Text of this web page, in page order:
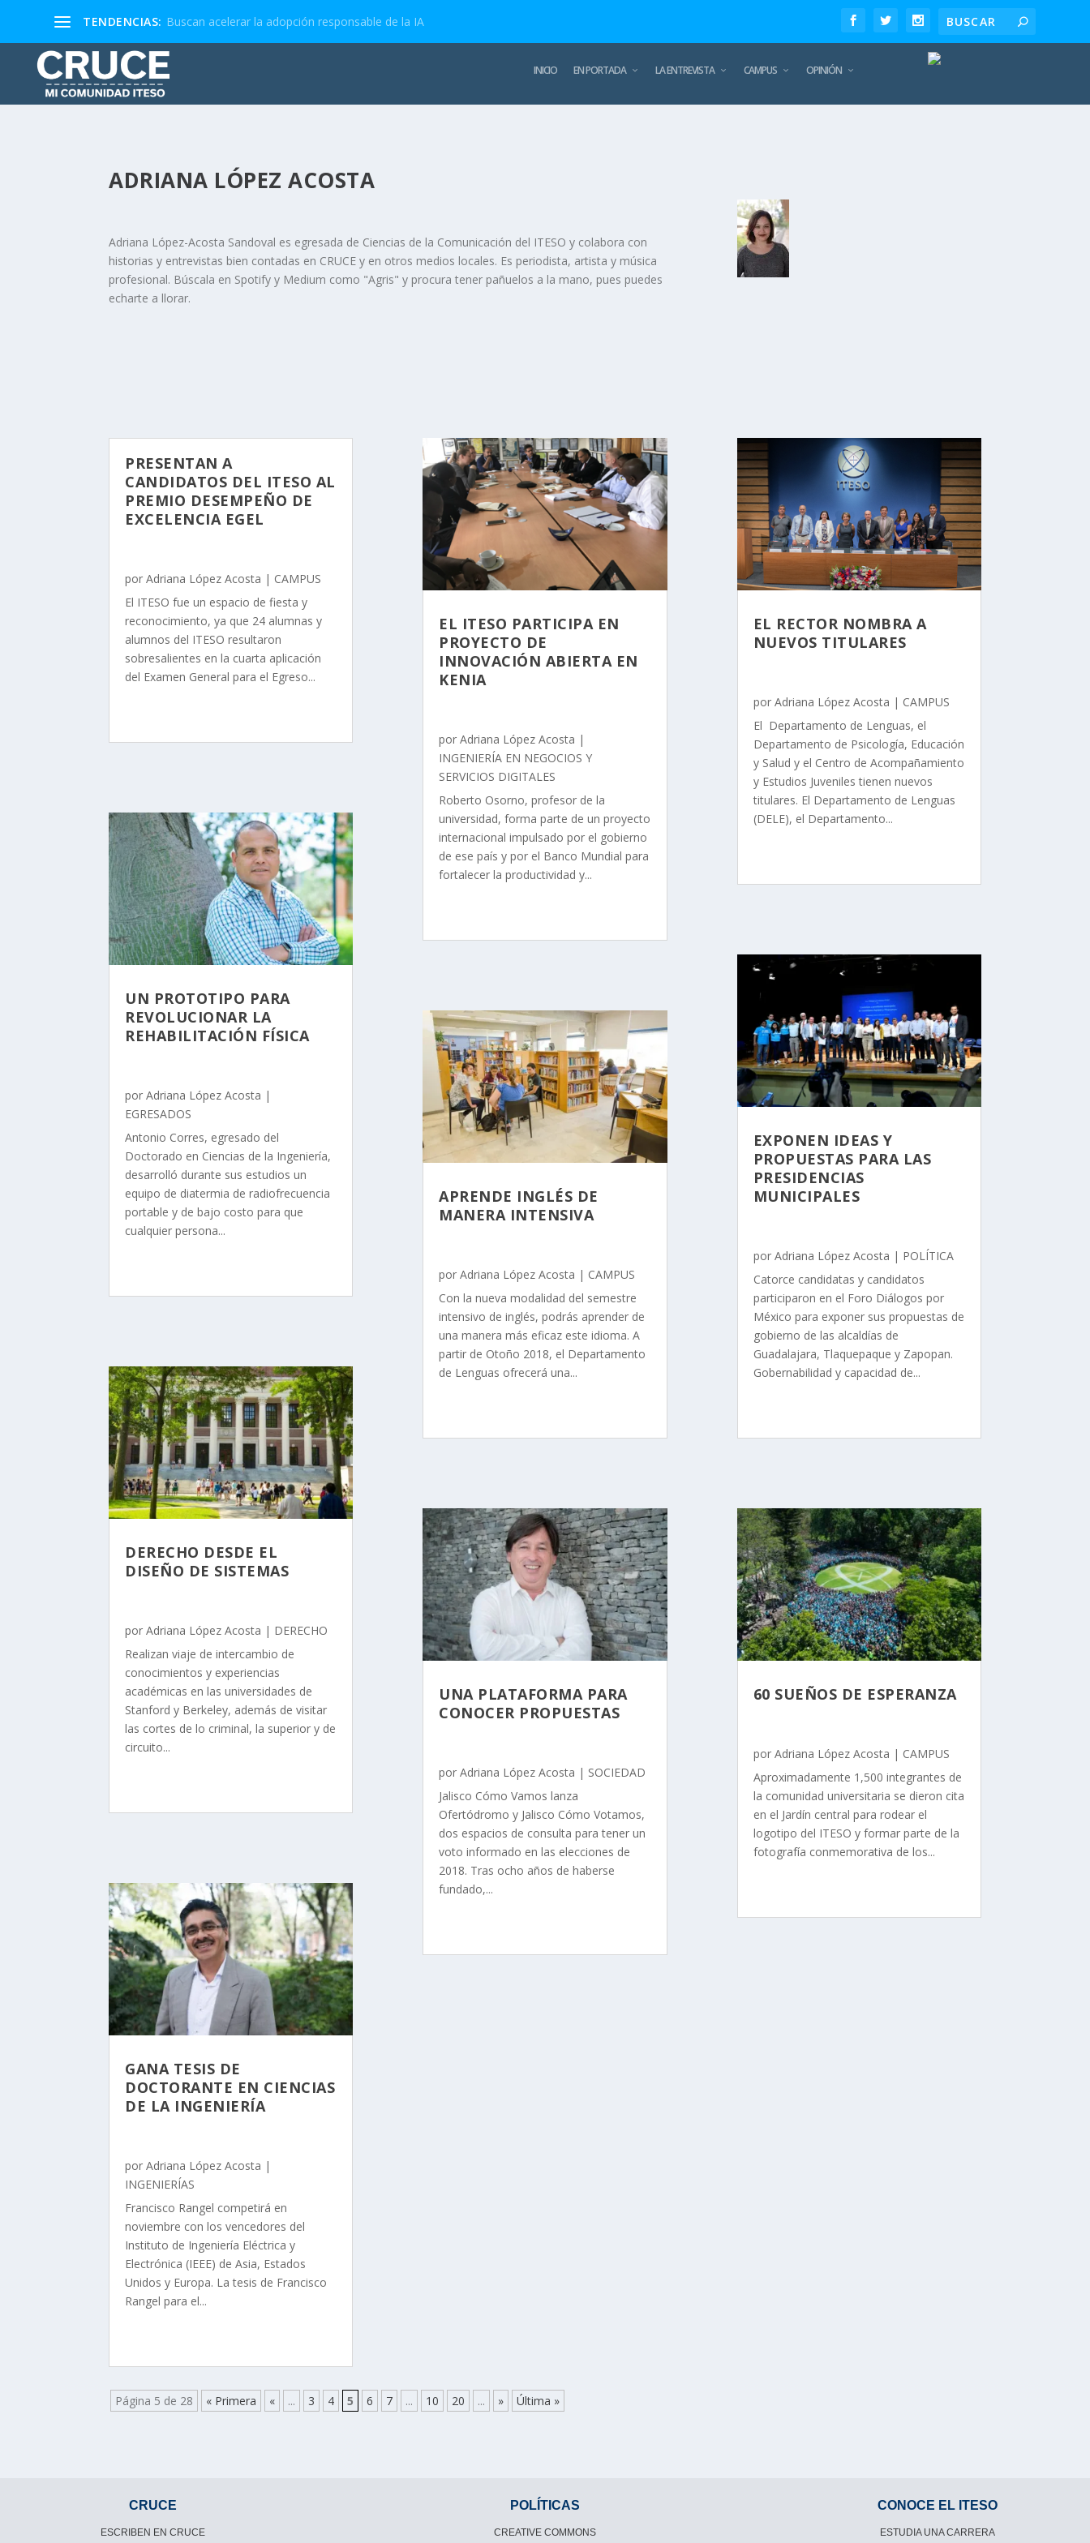
TENDENCIAS: Buscan acelerar la adopción responsable de la IA
INICIO EN PORTADA LA ENTREVISTA CAMPUS OPINIÓN
ADRIANA LÓPEZ ACOSTA
Adriana López-Acosta Sandoval es egresada de Ciencias de la Comunicación del ITESO y colabora con
historias y entrevistas bien contadas en CRUCE y en otros medios locales. Es periodista, artista y música
profesional. Búscala en Spotify y Medium como "Agris" y procura tener pañuelos a la mano, pues puedes
echarte a llorar.
PRESENTAN A
CANDIDATOS DEL ITESO AL
PREMIO DESEMPEÑO DE
EXCELENCIA EGEL
porAdriana López Acosta | CAMPUS
El ITESO fue un espacio de fiesta y
reconocimiento, ya que 24 alumnas y
alumnos del ITESO resultaron
sobresalientes en la cuarta aplicación
del Examen General para el Egreso...
UN PROTOTIPO PARA
REVOLUCIONAR LA
REHABILITACIÓN FÍSICA
porAdriana López Acosta |
EGRESADOS
Antonio Corres, egresado del
Doctorado en Ciencias de la Ingeniería,
desarrolló durante sus estudios un
equipo de diatermia de radiofrecuencia
portable y de bajo costo para que
cualquier persona...
DERECHO DESDE EL
DISEÑO DE SISTEMAS
porAdriana López Acosta | DERECHO
Realizan viaje de intercambio de
conocimientos y experiencias
académicas en las universidades de
Stanford y Berkeley, además de visitar
las cortes de lo criminal, la superior y de
circuito...
GANA TESIS DE
DOCTORANTE EN CIENCIAS
DE LA INGENIERÍA
porAdriana López Acosta |
INGENIERÍAS
Francisco Rangel competirá en
noviembre con los vencedores del
Instituto de Ingeniería Eléctrica y
Electrónica (IEEE) de Asia, Estados
Unidos y Europa. La tesis de Francisco
Rangel para el...
EL ITESO PARTICIPA EN
PROYECTO DE
INNOVACIÓN ABIERTA EN
KENIA
porAdriana López Acosta |
INGENIERÍA EN NEGOCIOS Y
SERVICIOS DIGITALES
Roberto Osorno, profesor de la
universidad, forma parte de un proyecto
internacional impulsado por el gobierno
de ese país y por el Banco Mundial para
fortalecer la productividad y...
APRENDE INGLÉS DE
MANERA INTENSIVA
porAdriana López Acosta | CAMPUS
Con la nueva modalidad del semestre
intensivo de inglés, podrás aprender de
una manera más eficaz este idioma. A
partir de Otoño 2018, el Departamento
de Lenguas ofrecerá una...
UNA PLATAFORMA PARA
CONOCER PROPUESTAS
porAdriana López Acosta | SOCIEDAD
Jalisco Cómo Vamos lanza
Ofertódromo y Jalisco Cómo Votamos,
dos espacios de consulta para tener un
voto informado en las elecciones de
2018. Tras ocho años de haberse
fundado,...
EL RECTOR NOMBRA A
NUEVOS TITULARES
por Adriana López Acosta | CAMPUS
El Departamento de Lenguas, el
Departamento de Psicología, Educación
y Salud y el Centro de Acompañamiento
y Estudios Juveniles tienen nuevos
titulares. El Departamento de Lenguas
(DELE), el Departamento...
EXPONEN IDEAS Y
PROPUESTAS PARA LAS
PRESIDENCIAS
MUNICIPALES
por Adriana López Acosta | POLÍTICA
Catorce candidatas y candidatos
participaron en el Foro Diálogos por
México para exponer sus propuestas de
gobierno de las alcaldías de
Guadalajara, Tlaquepaque y Zapopan.
Gobernabilidad y capacidad de...
60 SUEÑOS DE ESPERANZA
por Adriana López Acosta | CAMPUS
Aproximadamente 1,500 integrantes de
la comunidad universitaria se dieron cita
en el Jardín central para rodear el
logotipo del ITESO y formar parte de la
fotografía conmemorativa de los...
Página 5 de 28 « Primera « ... 3 4 5 6 7 ... 10 20 ... » Última »
CRUCE
ESCRIBEN EN CRUCE
POLÍTICAS
CREATIVE COMMONS
CONOCE EL ITESO
ESTUDIA UNA CARRERA